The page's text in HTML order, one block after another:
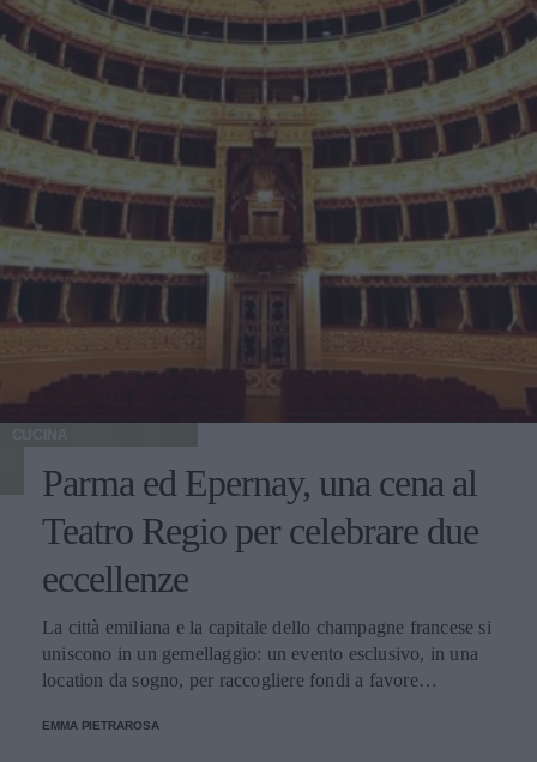
CUCINA
Parma ed Epernay, una cena al
Teatro Regio per celebrare due
eccellenze
La città emiliana e la capitale dello champagne francese si
uniscono in un gemellaggio: un evento esclusivo, in una
location da sogno, per raccogliere fondi a favore
EMMA PIETRAROSA